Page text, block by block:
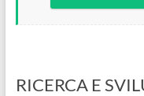
RICERCA E